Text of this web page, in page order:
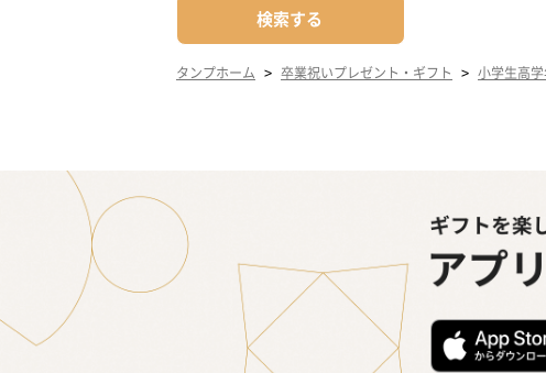
検索する
タンプホーム > 卒業祝いプレゼント・ギフト > 小学生高